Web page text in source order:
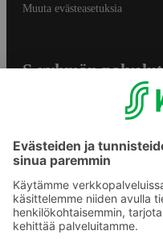
Muuta evästeasetuksia
S-ryhmän palvelut
Yhteishyvä Ruoka -sovellus
S-ostoslista -sovellus
Prisma.fi
Sokos.fi
S-Pankki